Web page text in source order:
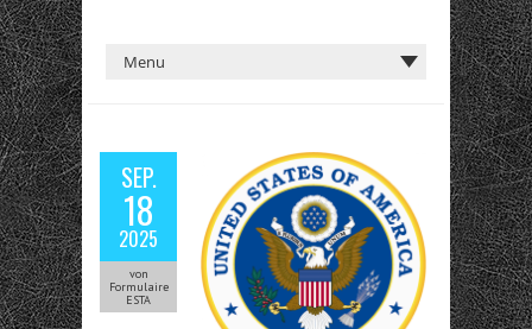
SEP.
18
2025
von
Formulaire
ESTA